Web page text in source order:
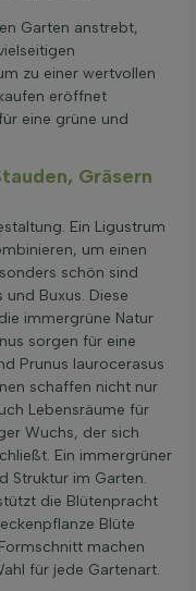
Garten anstrebt,
zu einer wertvollen
eröffnet
eine grüne und
Gräsern
Ein Ligustrum
um einen
schön sind
Buxus. Diese
immergrüne Natur
sorgen für eine
Prunus laurocerasus
schaffen nicht nur
Lebensräume für
Wuchs, der sich
Ein immergrüner
Struktur im Garten.
die Blütenpracht
Blüte
machen
für jede Gartenart.